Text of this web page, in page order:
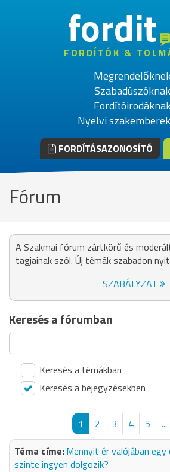
fordit
FORDÍTÓK &
Szabadúszóknak
Nyelvi
FORDÍTÁSAZONOSÍTÓ
Fórum
A Szakmai fórum zártkörű és
tagjainak szól. Új témák szabadon
SZABÁLYZAT
Keresés a fórumban
Keresés a témákban
Keresés a bejegyzésekben
1 2 3 4 5 ...
Mennyit ér valójában egy
szinte ingyen dolgozik?